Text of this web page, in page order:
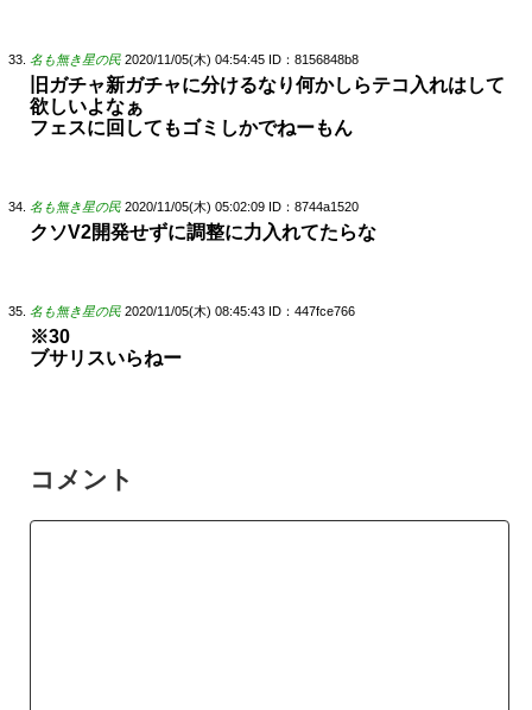
名も無き星の民 2020/11/05(木) 04:54:45 ID：8156848b8
旧ガチャ新ガチャに分けるなり何かしらテコ入れはして
欲しいよなぁ
フェスに回してもゴミしかでねーもん
名も無き星の民 2020/11/05(木) 05:02:09 ID：8744a1520
クソV2開発せずに調整に力入れてたらな
名も無き星の民 2020/11/05(木) 08:45:43 ID：447fce766
※30
ブサリスいらねー
コメント